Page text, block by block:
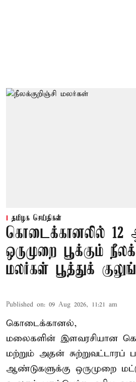
தமிழக செய்திகள்
கொடைக்கானலில் 12
ஒருமுறை பூக்கும்
மலர்கள் பூத்துக்
Published on: 09 Aug 2026, 11:21 am
கொடைக்கானல்,
மலைகளின் இளவரசியான
மற்றும் அதன் சுற்றுவட்டாரப்
ஆண்டுகளுக்கு ஒருமுறை